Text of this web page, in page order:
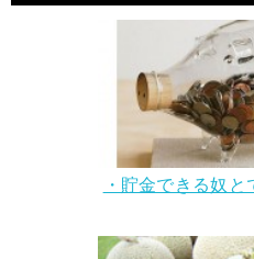
・貯金できる奴